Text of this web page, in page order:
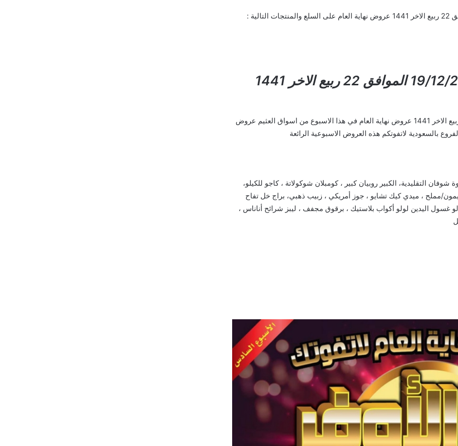
عروض العثيم الأسبوعية 19/12/2019 الموافق 22 ربيع الاخر 1441
الأسبوعية 19/12/2019 الموافق 22 ربيع الاخر 1441 عروض نهاية العام في هذا الاسبوع من اسواق العثيم عروض
بالسعودية لاتفوتكم هذه العروض الاسبوعية الرائعة
التقليدية، الكبير روبيان كبير ، كومبلان شوكولاتة ، كاجو للكيلو،
مملح ، ميدي كيك تشايو ، جوز أمريكي ، زبيب ذهبي، براج خل تفاح
اليدين لولو أكواب بلاستيك ، برقوق مجفف ، ليبز شرائح أناناس ،